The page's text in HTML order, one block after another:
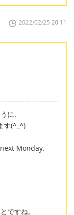
2022/02/25 20:11
に、
す(^_^)
Monday.
ですね。